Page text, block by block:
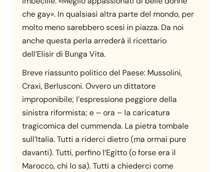
che gay». In qualsiasi altra parte del mondo, per
molto meno sarebbero scesi in piazza. Da noi
anche questa perla arrederà il ricettario
dell’Elisir di Bunga Vita.
Breve riassunto politico del Paese: Mussolini,
Craxi, Berlusconi. Ovvero un dittatore
improponibile; l’espressione peggiore della
sinistra riformista; e – ora – la caricatura
tragicomica del cummenda. La pietra tombale
sull’Italia. Tutti a riderci dietro (ma ormai pure
davanti). Tutti, perfino l’Egitto (o forse era il
Marocco, chi lo sa). Tutti a chiederci come